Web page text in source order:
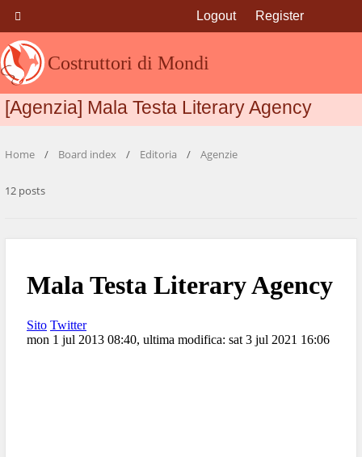
Costruttori di Mondi
Logout Register
[Agenzia] Mala Testa Literary Agency
Home Board index Editoria Agenzie
12 posts